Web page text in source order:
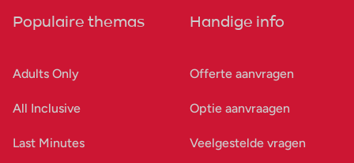
Populaire themas
Adults Only
All Inclusive
Last Minutes
Handige info
Offerte aanvragen
Optie aanvraagen
Veelgestelde vragen